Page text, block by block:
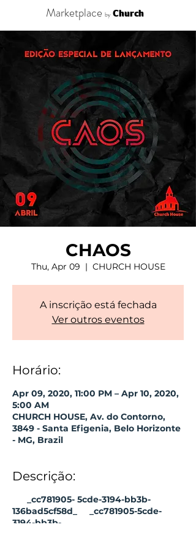
Marketplace by Church
CHAOS
Thu, Apr 09
  |
CHURCH HOUSE
A inscrição está fechada
Ver outros eventos
Horário:
Apr 09, 2020, 11:00 PM – Apr 10, 2020,
5:00 AM
CHURCH HOUSE, Av. do Contorno,
3849 - Santa Efigenia, Belo Horizonte
- MG, Brazil
Descrição:
_cc781905- 5cde-3194-bb3b-
136bad5cf58d_ _cc781905-5cde-
3194-bb3b-